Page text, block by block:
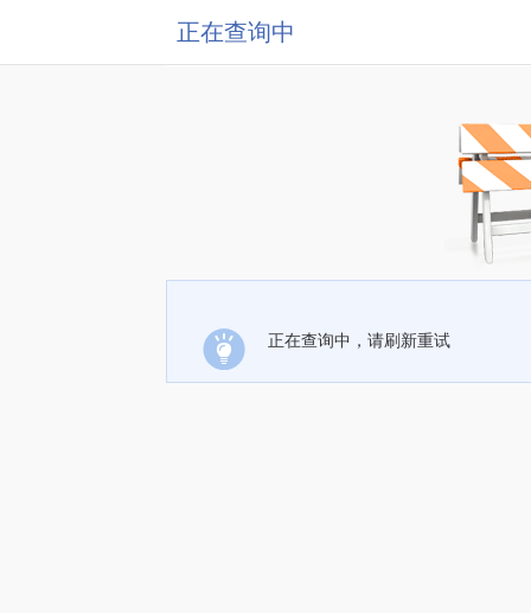
正在查询中
正在查询中，请刷新重试